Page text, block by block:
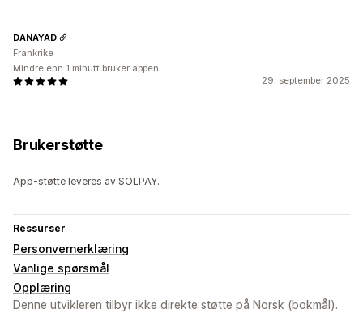
29. september 2025
DANAYAD
Frankrike
Mindre enn 1 minutt bruker appen
Brukerstøtte
App-støtte leveres av SOLPAY.
Ressurser
Personvernerklæring
Vanlige spørsmål
Opplæring
Denne utvikleren tilbyr ikke direkte støtte på Norsk (bokmål).